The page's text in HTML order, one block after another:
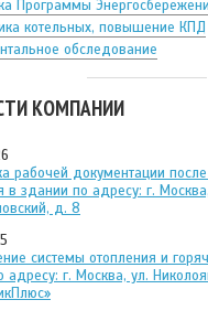
Программы
котельных, повышение КПД
обследование
КОМПАНИИ
рабочей документации
в здании по адресу: г.
д. 8
системы отопления и
адресу: г. Москва, ул.